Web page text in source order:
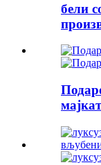
бели